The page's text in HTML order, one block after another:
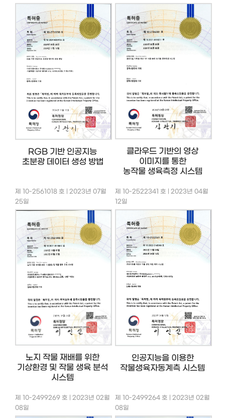
RGB 기반 인공지능
초분광 데이터 생성 방법
클라우드 기반의 영상
이미지를 통한
농작물 생육측정 시스템
제 10-2561018 호 | 2023년 07월
25일
노지 작물 재배를 위한
기상환경 및 작물 생육 분석
시스템
제 10-2522341 호 | 2023년 04월
12일
인공지능을 이용한
작물생육자동계측 시스템
제 10-2499269 호 | 2023년 02월
08일
제 10-2499264 호 | 2023년 02월
08일